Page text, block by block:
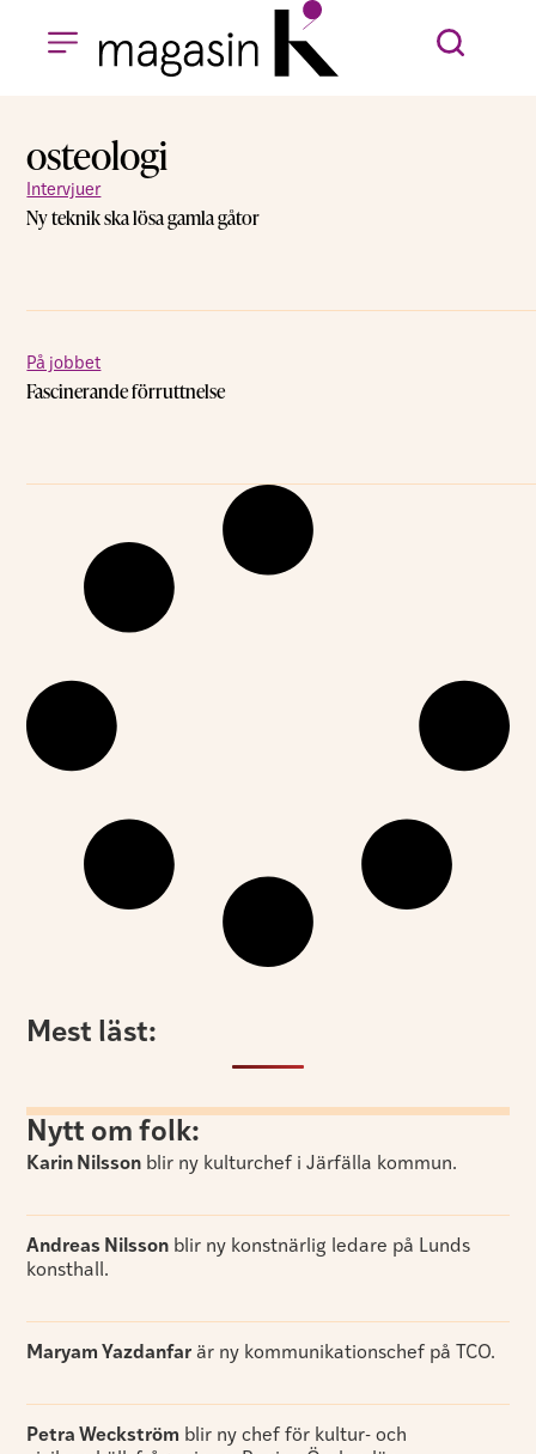
osteologi
Intervjuer
Ny teknik ska lösa gamla gåtor
På jobbet
Fascinerande förruttnelse
Mest läst:
Nytt om folk:
Karin Nilsson blir ny kulturchef i Järfälla kommun.
Andreas Nilsson blir ny konstnärlig ledare på Lunds
konsthall.
Maryam Yazdanfar är ny kommunikationschef på TCO.
Petra Weckström blir ny chef för kultur- och